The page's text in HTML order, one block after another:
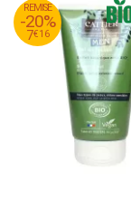
REMISE
-20%
7€16
8
€
95
7
€
16